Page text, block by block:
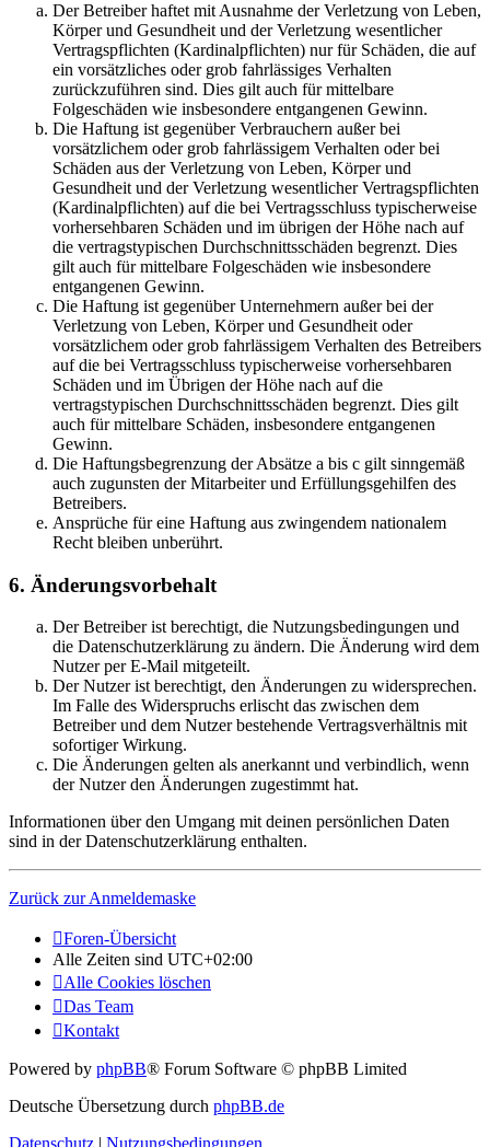
Der Betreiber haftet mit Ausnahme der Verletzung von Leben,
Körper und Gesundheit und der Verletzung wesentlicher
Vertragspflichten (Kardinalpflichten) nur für Schäden, die auf
ein vorsätzliches oder grob fahrlässiges Verhalten
zurückzuführen sind. Dies gilt auch für mittelbare
Folgeschäden wie insbesondere entgangenen Gewinn.
Die Haftung ist gegenüber Verbrauchern außer bei
vorsätzlichem oder grob fahrlässigem Verhalten oder bei
Schäden aus der Verletzung von Leben, Körper und
Gesundheit und der Verletzung wesentlicher Vertragspflichten
(Kardinalpflichten) auf die bei Vertragsschluss typischerweise
vorhersehbaren Schäden und im übrigen der Höhe nach auf
die vertragstypischen Durchschnittsschäden begrenzt. Dies
gilt auch für mittelbare Folgeschäden wie insbesondere
entgangenen Gewinn.
Die Haftung ist gegenüber Unternehmern außer bei der
Verletzung von Leben, Körper und Gesundheit oder
vorsätzlichem oder grob fahrlässigem Verhalten des Betreibers
auf die bei Vertragsschluss typischerweise vorhersehbaren
Schäden und im Übrigen der Höhe nach auf die
vertragstypischen Durchschnittsschäden begrenzt. Dies gilt
auch für mittelbare Schäden, insbesondere entgangenen
Gewinn.
Die Haftungsbegrenzung der Absätze a bis c gilt sinngemäß
auch zugunsten der Mitarbeiter und Erfüllungsgehilfen des
Betreibers.
Ansprüche für eine Haftung aus zwingendem nationalem
Recht bleiben unberührt.
6. Änderungsvorbehalt
Der Betreiber ist berechtigt, die Nutzungsbedingungen und
die Datenschutzerklärung zu ändern. Die Änderung wird dem
Nutzer per E-Mail mitgeteilt.
Der Nutzer ist berechtigt, den Änderungen zu widersprechen.
Im Falle des Widerspruchs erlischt das zwischen dem
Betreiber und dem Nutzer bestehende Vertragsverhältnis mit
sofortiger Wirkung.
Die Änderungen gelten als anerkannt und verbindlich, wenn
der Nutzer den Änderungen zugestimmt hat.
Informationen über den Umgang mit deinen persönlichen Daten
sind in der Datenschutzerklärung enthalten.
Zurück zur Anmeldemaske
Foren-Übersicht
Alle Zeiten sind UTC+02:00
Alle Cookies löschen
Das Team
Kontakt
Powered by phpBB® Forum Software © phpBB Limited
Deutsche Übersetzung durch phpBB.de